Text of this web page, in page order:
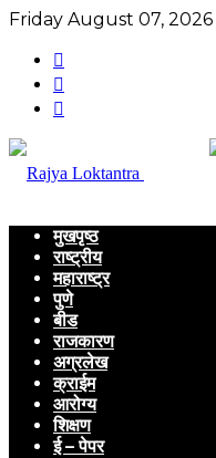
Friday August 07, 2026
मुखपृष्ठ
राष्ट्रीय
महाराष्ट्र
पुणे
बीड
राजकारण
अग्रलेख
क्राईम
आरोग्य
शिक्षण
ई – पेपर